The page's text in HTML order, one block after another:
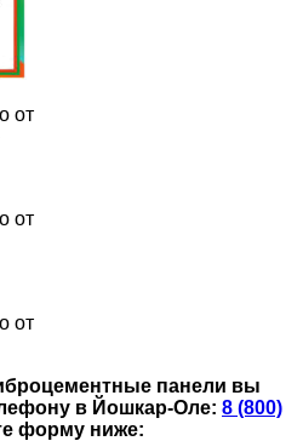
от
от
от
панели вы
в Йошкар-Оле: 8 (800)
форму ниже: